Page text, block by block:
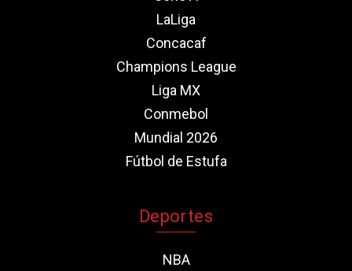
LaLiga
Concacaf
Champions League
Liga MX
Conmebol
Mundial 2026
Fútbol de Estufa
Deportes
NBA